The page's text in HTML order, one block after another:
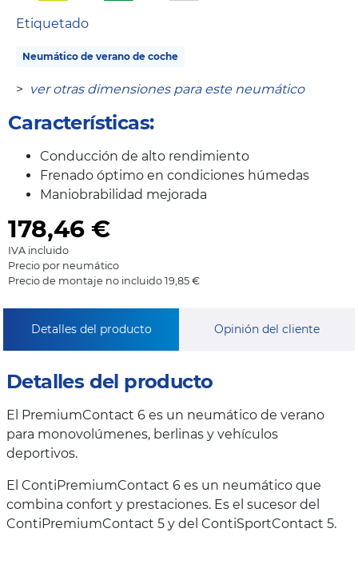
Etiquetado
Neumático de verano de coche
> ver otras dimensiones para este neumático
Características:
Conducción de alto rendimiento
Frenado óptimo en condiciones húmedas
Maniobrabilidad mejorada
178,46 €
IVA incluido
Precio por neumático
Precio de montaje no incluido 19,85 €
Detalles del producto Opinión del cliente
Detalles del producto
El PremiumContact 6 es un neumático de verano
para monovolúmenes, berlinas y vehículos
deportivos.
El ContiPremiumContact 6 es un neumático que
combina confort y prestaciones. Es el sucesor del
ContiPremiumContact 5 y del ContiSportContact 5.